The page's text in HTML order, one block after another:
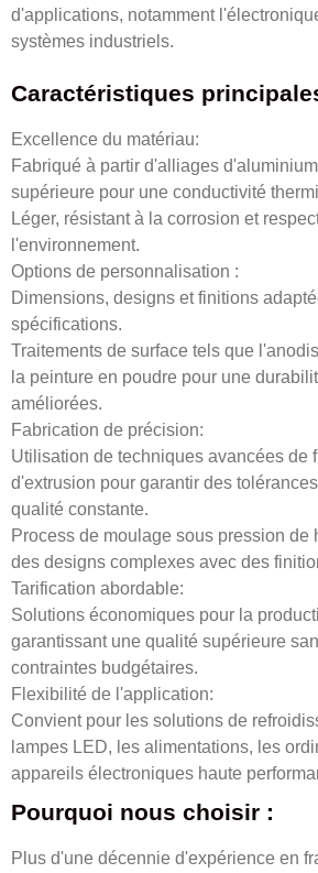
d'applications, notamment
systèmes industriels.
Caractéristiques
Excellence du matériau:
Fabriqué à partir d'alliages
supérieure pour une conductivité
Léger, résistant à la corrosion et
l'environnement.
Options de personnalisation :
Dimensions, designs et finitions
spécifications.
Traitements de surface tels que
la peinture en poudre pour une
améliorées.
Fabrication de précision:
Utilisation de techniques avancées de
d'extrusion pour garantir des
qualité constante.
Process de moulage sous pression de
des designs complexes avec des
Tarification abordable:
Solutions économiques pour la
garantissant une qualité supérieure
contraintes budgétaires.
Flexibilité de l'application:
Convient pour les solutions de
lampes LED, les alimentations, les
appareils électroniques haute
Pourquoi nous choisir :
Plus d'une décennie d'expérience en